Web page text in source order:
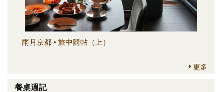
雨月京都 • 旅中隨帖（上）
更多
餐桌週記